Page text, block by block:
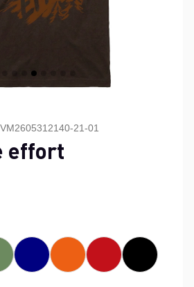
VM2605312140-21-01
effort
MarinblåOrangeRöd Svart